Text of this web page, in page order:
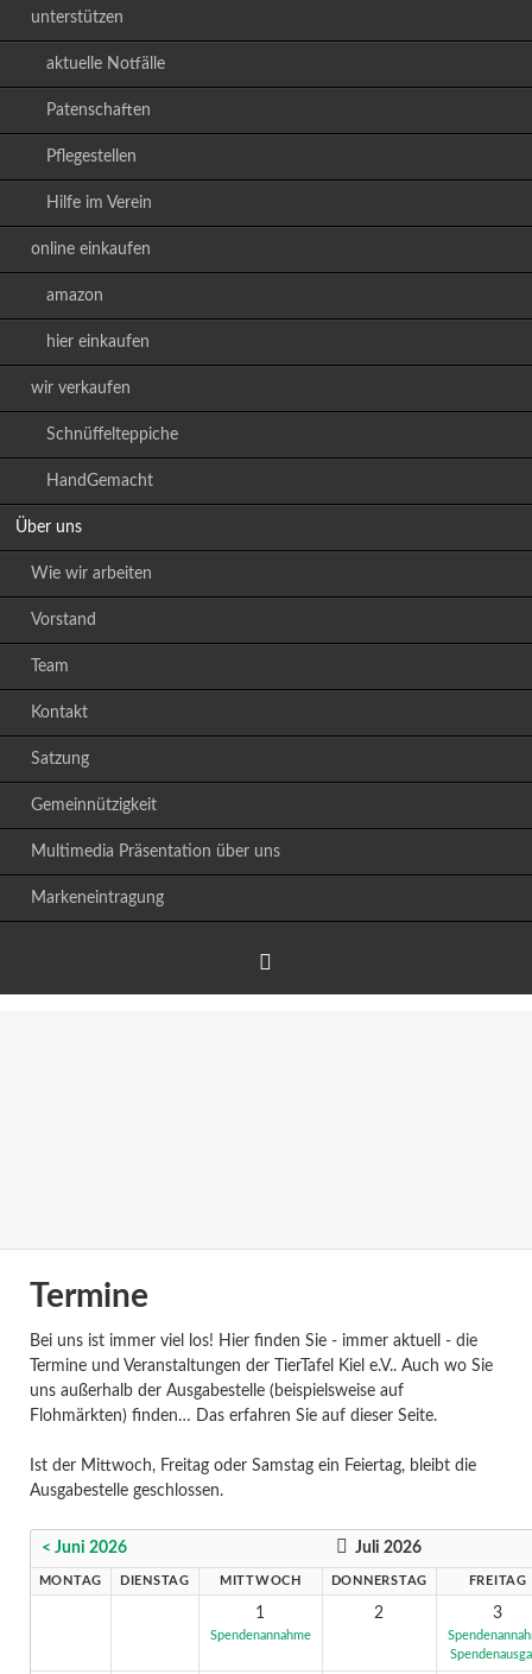
unterstützen
aktuelle Notfälle
Patenschaften
Pflegestellen
Hilfe im Verein
online einkaufen
amazon
hier einkaufen
wir verkaufen
Schnüffelteppiche
HandGemacht
Über uns
Wie wir arbeiten
Vorstand
Team
Kontakt
Satzung
Gemeinnützigkeit
Multimedia Präsentation über uns
Markeneintragung
Termine
Bei uns ist immer viel los! Hier finden Sie - immer aktuell - die
Termine und Veranstaltungen der TierTafel Kiel e.V.. Auch wo Sie
uns außerhalb der Ausgabestelle (beispielsweise auf
Flohmärkten) finden… Das erfahren Sie auf dieser Seite.
Ist der Mittwoch, Freitag oder Samstag ein Feiertag, bleibt die
Ausgabestelle geschlossen.
< Juni 2026 Juli 2026
MONTAG DIENSTAG MITTWOCH DONNERSTAG FREITAG
1
Spendenannahme
2 3